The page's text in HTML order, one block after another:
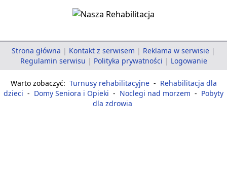
Strona główna | Kontakt z serwisem | Reklama w serwisie |
Regulamin serwisu | Polityka prywatności | Logowanie
Warto zobaczyć: Turnusy rehabilitacyjne - Rehabilitacja dla
dzieci - Domy Seniora i Opieki - Noclegi nad morzem - Pobyty
dla zdrowia